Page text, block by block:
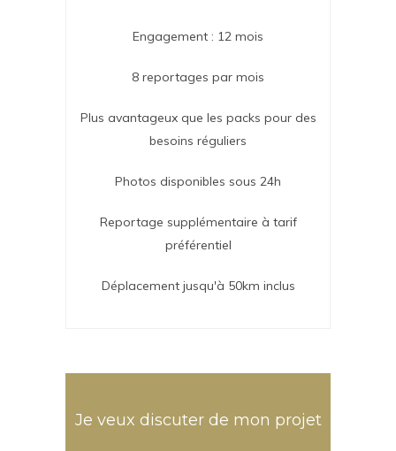
Engagement : 12 mois
8 reportages par mois
Plus avantageux que les packs pour des
besoins réguliers
Photos disponibles sous 24h
Reportage supplémentaire à tarif
préférentiel
Déplacement jusqu'à 50km inclus
Je veux discuter de mon projet